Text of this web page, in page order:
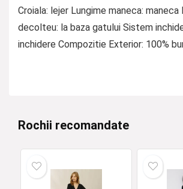
Croiala: lejer Lungime maneca: maneca
decolteu: la baza gatului Sistem
inchidere Compozitie Exterior: 100%
Rochii recomandate